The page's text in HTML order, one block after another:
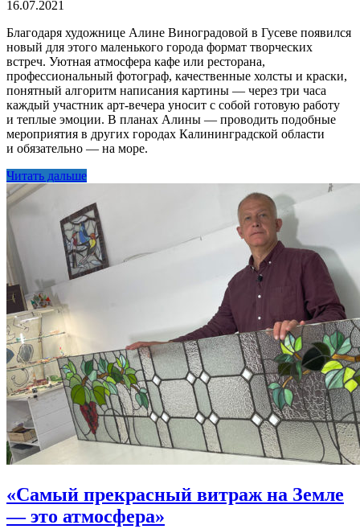
16.07.2021
Благодаря художнице Алине Виноградовой в Гусеве появился
новый для этого маленького города формат творческих
встреч. Уютная атмосфера кафе или ресторана,
профессиональный фотограф, качественные холсты и краски,
понятный алгоритм написания картины — через три часа
каждый участник арт-вечера уносит с собой готовую работу
и теплые эмоции. В планах Алины — проводить подобные
мероприятия в других городах Калининградской области
и обязательно — на море.
Читать дальше
«Самый прекрасный витраж на Земле
— это атмосфера»